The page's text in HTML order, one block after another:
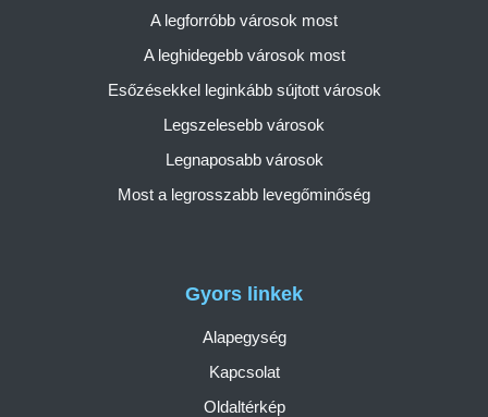
Gyors linkek
Alapegység
Kapcsolat
Oldaltérkép
A legforróbb városok most
A leghidegebb városok most
Esőzésekkel leginkább sújtott városok
Legszelesebb városok
Legnaposabb városok
Most a legrosszabb levegőminőség